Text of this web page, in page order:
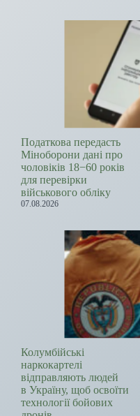
Податкова передасть
Міноборони дані про
чоловіків 18−60 років
для перевірки
військового обліку
07.08.2026
Колумбійські
наркокартелі
відправляють людей
в Україну, щоб освоїти
технології бойових